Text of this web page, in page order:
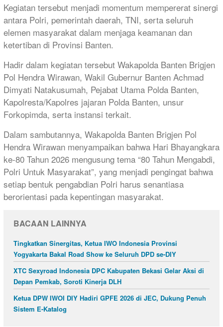
Kegiatan tersebut menjadi momentum mempererat sinergi
antara Polri, pemerintah daerah, TNI, serta seluruh
elemen masyarakat dalam menjaga keamanan dan
ketertiban di Provinsi Banten.
Hadir dalam kegiatan tersebut Wakapolda Banten Brigjen
Pol Hendra Wirawan, Wakil Gubernur Banten Achmad
Dimyati Natakusumah, Pejabat Utama Polda Banten,
Kapolresta/Kapolres jajaran Polda Banten, unsur
Forkopimda, serta instansi terkait.
Dalam sambutannya, Wakapolda Banten Brigjen Pol
Hendra Wirawan menyampaikan bahwa Hari Bhayangkara
ke-80 Tahun 2026 mengusung tema “80 Tahun Mengabdi,
Polri Untuk Masyarakat”, yang menjadi pengingat bahwa
setiap bentuk pengabdian Polri harus senantiasa
berorientasi pada kepentingan masyarakat.
BACAAN LAINNYA
Tingkatkan Sinergitas, Ketua IWO Indonesia Provinsi
Yogyakarta Bakal Road Show ke Seluruh DPD se-DIY
XTC Sexyroad Indonesia DPC Kabupaten Bekasi Gelar Aksi di
Depan Pemkab, Soroti Kinerja DLH
Ketua DPW IWOI DIY Hadiri GPFE 2026 di JEC, Dukung Penuh
Sistem E-Katalog